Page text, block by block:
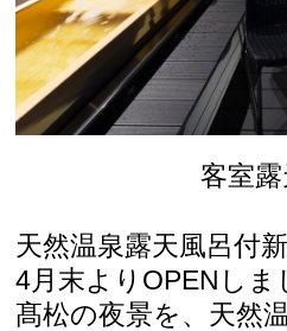
客室
天然温泉露天風呂付
4月末よりOPENしま
髙松の夜景を、天然